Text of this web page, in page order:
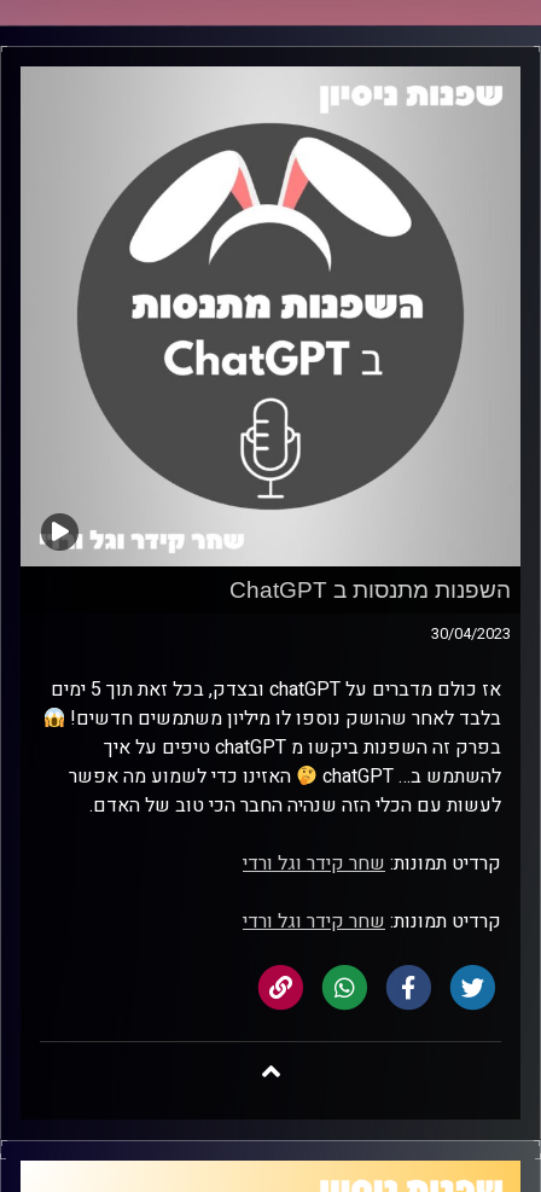
השפנות מתנסות ב ChatGPT
30/04/2023
אז כולם מדברים על chatGPT ובצדק, בכל זאת תוך 5 ימים
בלבד לאחר שהושק נוספו לו מיליון משתמשים חדשים!
בפרק זה השפנות ביקשו מ chatGPT טיפים על איך
להשתמש ב… chatGPT
האזינו כדי לשמוע מה אפשר
לעשות עם הכלי הזה שנהיה החבר הכי טוב של האדם.
קרדיט תמונות:שחר קידר וגל ורדי
קרדיט תמונות:שחר קידר וגל ורדי